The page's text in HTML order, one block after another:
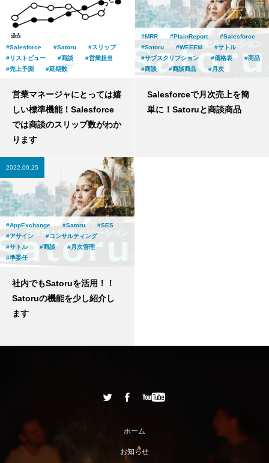
Salesforce Satoru
スリップ
リストビュー
商談
営業担当
売上予測
延期数
営業マネージャにとっては嬉
しい標準機能！Salesforce
では商談のスリップ数がわか
ります
MRR PlainReport
Salesforce
Satoru
WEEEM
サトル
サブスクリプション
価格表
商品
商談
商談商品 月次
Salesforceで月次売上を簡
単に！Satoruと商談商品
2022.09.25
AppExchange Satoru
SES
アサイン
コンサルティング
サトル
商談
月次管理
準委任
社内でもSatoruを活用！！
Satoruの機能を少し紹介し
ます
ホーム
お知らせ